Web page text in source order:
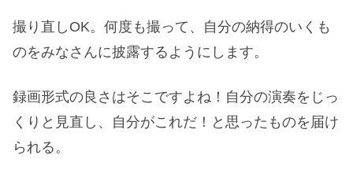
撮り直しOK。何度も撮って、自分の納得のいくも
のをみなさんに披露するようにします。
録画形式の良さはそこですよね！自分の演奏をじっ
くりと見直し、自分がこれだ！と思ったものを届け
られる。